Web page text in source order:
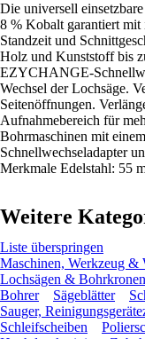
Die universell
8 % Kobalt garantiert mit
Standzeit und
Holz und Kunststoff bis
EZYCHANGE-
Wechsel der Lochsäge.
Seitenöffnungen.
Aufnahmebereich für
Bohrmaschinen mit
Schnellwechseladapter
Merkmale Edelstahl: 55
Weitere
Liste überspringen
Maschinen, Werkzeug &
Lochsägen & Bohrkronen
Bohrer
Sägeblätter
Sauger,
Schleifscheiben